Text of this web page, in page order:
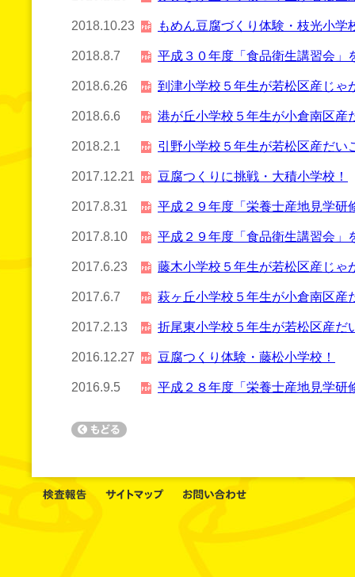
2018.10.23 もめん豆腐づくり体験・枝光小学
2018.8.7 平成３０年度「食品衛生講習会」
2018.6.26 到津小学校５年生が若松区産じゃ
2018.6.6 港が丘小学校５年生が小倉南区産
2018.2.1 引野小学校５年生が若松区産だい
2017.12.21 豆腐つくりに挑戦・大積小学校！
2017.8.31 平成２９年度「栄養士産地見学研
2017.8.10 平成２９年度「食品衛生講習会」
2017.6.23 藤木小学校５年生が若松区産じゃ
2017.6.7 萩ヶ丘小学校５年生が小倉南区産
2017.2.13 折尾東小学校５年生が若松区産だ
2016.12.27 豆腐つくり体験・藤松小学校！
2016.9.5 平成２８年度「栄養士産地見学研